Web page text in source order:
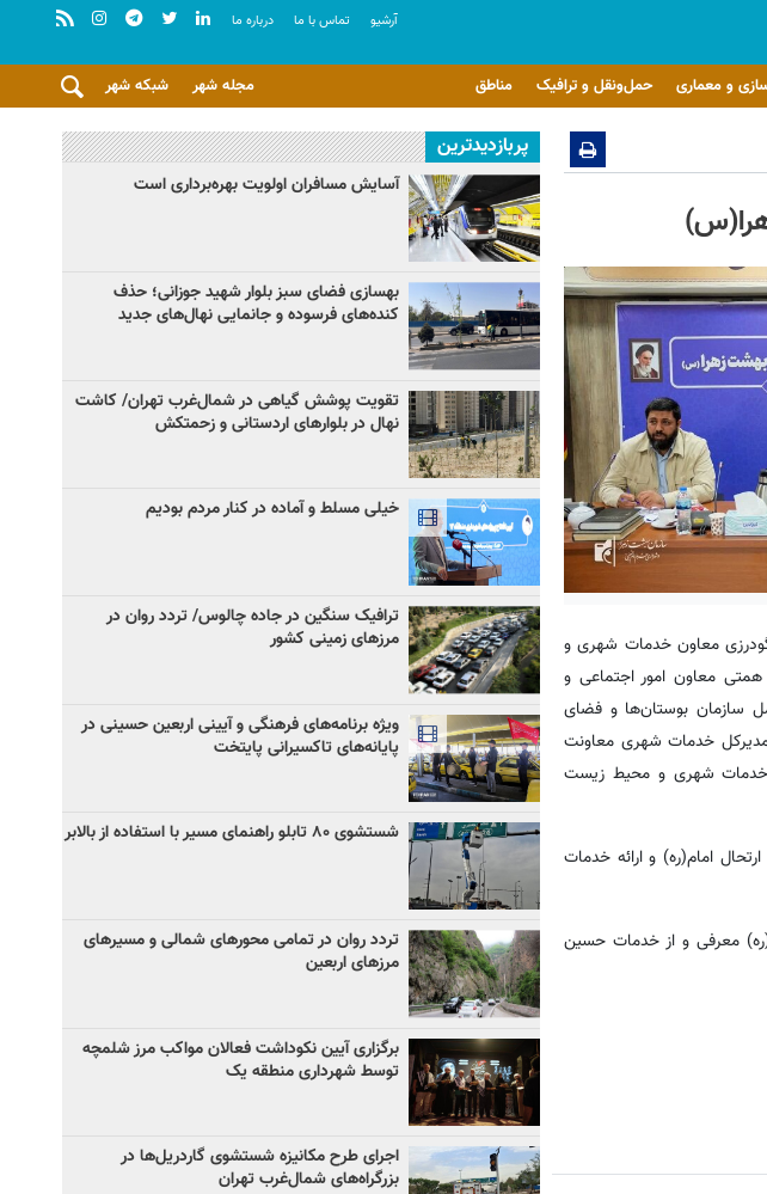
آرشيو تماس با ما درباره ما
و معماری حمل‌ونقل و ترافیک مناطق شبکه شهر مجله شهر
معاون خدمات شهری و
معاون امور اجتماعی و
سازمان بوستان‌ها و فضای
خدمات شهری معاونت
خدمات شهری و محیط زیست
امام(ره) و ارائه خدمات
معرفی و از خدمات حسین
پربازدیدترین
آسایش مسافران اولویت بهره‌برداری است
بهسازی فضای سبز بلوار شهید جوزانی؛ حذف
کنده‌های فرسوده و جانمایی نهال‌های جدید
تقویت پوشش گیاهی در شمال‌غرب تهران/ کاشت
نهال در بلوارهای اردستانی و زحمتکش
خیلی مسلط و آماده در کنار مردم بودیم
ترافیک سنگین در جاده چالوس/ تردد روان در
مرزهای زمینی کشور
ویژه برنامه‌های فرهنگی و آیینی اربعین حسینی در
پایانه‌های تاکسیرانی پایتخت
شستشوی ۸۰ تابلو راهنمای مسیر با استفاده از بالابر
تردد روان در تمامی محورهای شمالی و مسیرهای
مرزهای اربعین
برگزاری آیین نکوداشت فعالان مواکب مرز شلمچه
توسط شهرداری منطقه یک
اجرای طرح مکانیزه شستشوی گاردریل‌ها در
بزرگراه‌های شمال‌غرب تهران